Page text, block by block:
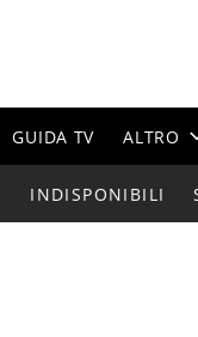
GUIDA TV ALTRO
INDISPONIBILI